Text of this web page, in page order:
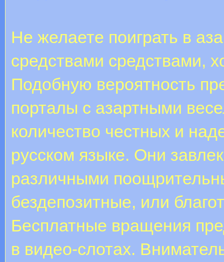
Не желаете поиграть в
средствами средствами,
Подобную вероятность
порталы с азартными
количество честных и
русском языке. Они
различными
бездепозитные, или
Бесплатные вращения
в видео-слотах.